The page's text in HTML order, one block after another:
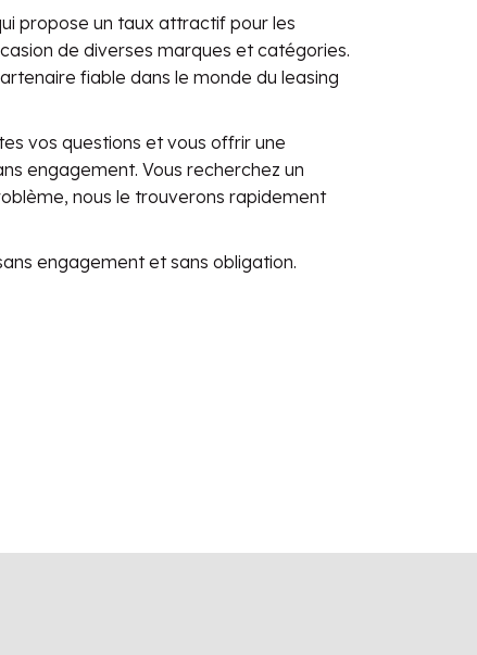
propose un taux attractif pour les
de diverses marques et catégories.
fiable dans le monde du leasing
vos questions et vous offrir une
engagement. Vous recherchez un
nous le trouverons rapidement
engagement et sans obligation.